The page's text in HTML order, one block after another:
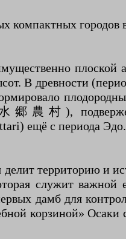
компактных городов
плоской
В древности
郷農村),
ещё с периода Эдо.
территорию и
служит важной
дамб для
корзиной»